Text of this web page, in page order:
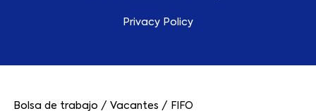
Privacy Policy
Bolsa de trabajo / Vacantes / FIFO